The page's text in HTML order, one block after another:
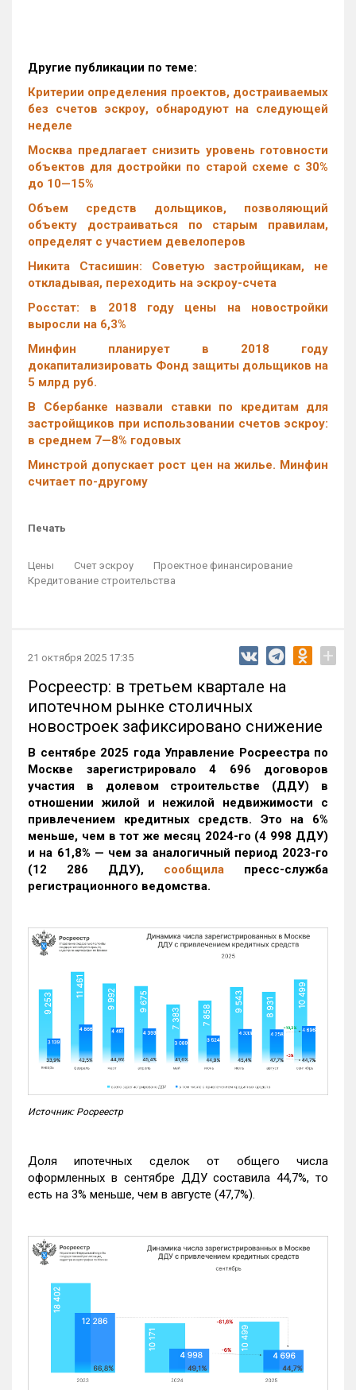
Другие публикации по теме:
Критерии определения проектов, достраиваемых
без счетов эскроу, обнародуют на следующей
неделе
Москва предлагает снизить уровень готовности
объектов для достройки по старой схеме с 30%
до 10—15%
Объем средств дольщиков, позволяющий
объекту достраиваться по старым правилам,
определят с участием девелоперов
Никита Стасишин: Советую застройщикам, не
откладывая, переходить на эскроу-счета
Росстат: в 2018 году цены на новостройки
выросли на 6,3%
Минфин планирует в 2018 году
докапитализировать Фонд защиты дольщиков на
5 млрд руб.
В Сбербанке назвали ставки по кредитам для
застройщиков при использовании счетов эскроу:
в среднем 7—8% годовых
Минстрой допускает рост цен на жилье. Минфин
считает по-другому
Печать
Цены Счет эскроу
Проектное финансирование
Кредитование строительства
21 октября 2025 17:35 +
Росреестр: в третьем квартале на
ипотечном рынке столичных
новостроек зафиксировано снижение
В сентябре 2025 года Управление Росреестра по
Москве зарегистрировало 4 696 договоров
участия в долевом строительстве (ДДУ) в
отношении жилой и нежилой недвижимости с
привлечением кредитных средств. Это на 6%
меньше, чем в тот же месяц 2024-го (4 998 ДДУ)
и на 61,8% — чем за аналогичный период 2023-го
(12 286 ДДУ), сообщила пресс-служба
регистрационного ведомства.
Источник: Росреестр
Доля ипотечных сделок от общего числа
оформленных в сентябре ДДУ составила 44,7%, то
есть на 3% меньше, чем в августе (47,7%).